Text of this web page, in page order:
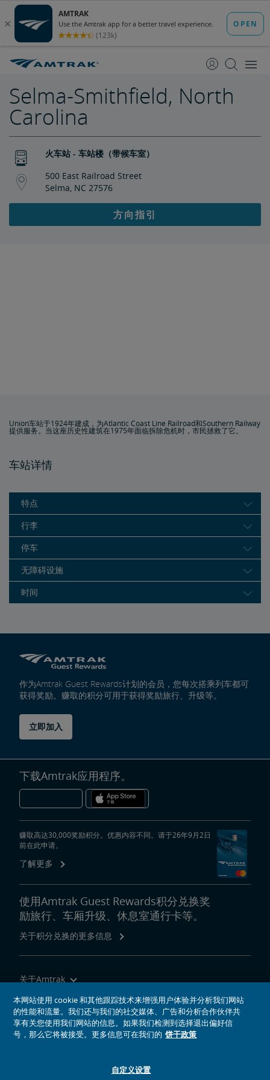
至
至
Selma-Smithfield, North
Carolina
火车站 - 车站楼（带候车室）
500 East Railroad Street
Selma, NC 27576
方向指引
Union车站于1924年建成，为Atlantic Coast Line Railroad和Southern Railway
提供服务。当这座历史性建筑在1975年面临拆除危机时，市民拯救了它。
车站详情
特点
行李
停车
无障碍设施
时间
作为Amtrak Guest Rewards计划的会员，您每次搭乘列车都可
获得奖励。赚取的积分可用于获得奖励旅行、升级等。
立即加入
下载Amtrak应用程序。
赚取高达30,000奖励积分。优惠内容不同。请于26年9月2日
前在此申请。
了解更多
使用Amtrak Guest Rewards积分兑换奖
励旅行、车厢升级、休息室通行卡等。
关于积分兑换的更多信息
关于Amtrak
乘坐Amtrak列车旅行
网站工具
本网站使用 cookie 和其他跟踪技术来增强用户体验并分析我们网站
的性能和流量。我们还与我们的社交媒体、广告和分析合作伙伴共
享有关您使用我们网站的信息。如果我们检测到选择退出偏好信
号，那么它将被接受。更多信息可在我们的 饼干政策
自定义设置